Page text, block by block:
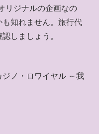
リジナルの企画なの
知れません。旅行代
しましょう。
ジノ・ロワイヤル ～我